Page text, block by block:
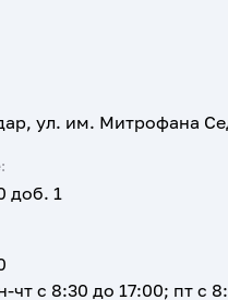
ул. им. Митрофана
доб. 1
с 8:30 до 17:00; пт с